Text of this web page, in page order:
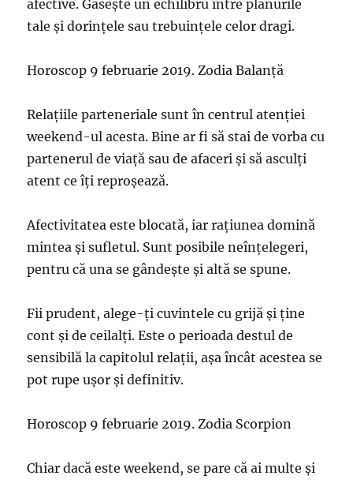
afective. Găsește un echilibru între planurile
tale și dorințele sau trebuințele celor dragi.
Horoscop 9 februarie 2019. Zodia Balanță
Relațiile parteneriale sunt în centrul atenției
weekend-ul acesta. Bine ar fi să stai de vorba cu
partenerul de viață sau de afaceri și să asculți
atent ce îți reproșează.
Afectivitatea este blocată, iar rațiunea domină
mintea și sufletul. Sunt posibile neînțelegeri,
pentru că una se gândește și altă se spune.
Fii prudent, alege-ți cuvintele cu grijă și ține
cont și de ceilalți. Este o perioada destul de
sensibilă la capitolul relații, așa încât acestea se
pot rupe ușor și definitiv.
Horoscop 9 februarie 2019. Zodia Scorpion
Chiar dacă este weekend, se pare că ai multe și